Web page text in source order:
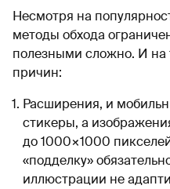
Несмотря на
методы обхода
полезными сложно. И на
причин:
Расширения, и
стикеры, а
до 1000×1000
«подделку»
иллюстрации не